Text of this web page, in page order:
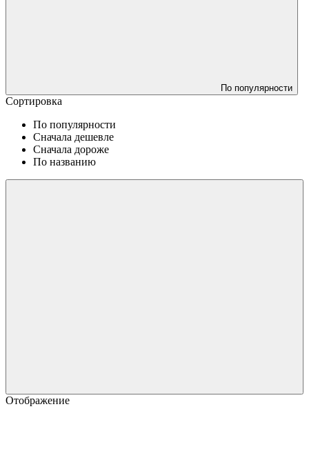
По популярности
Сортировка
По популярности
Сначала дешевле
Сначала дороже
По названию
Отображение